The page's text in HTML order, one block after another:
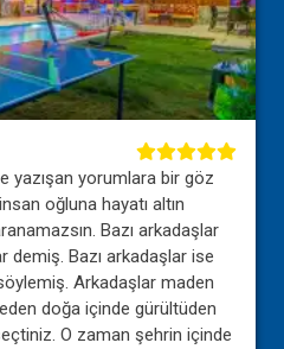
yazışan yorumlara bir göz
oğluna hayatı altın
Bazı arkadaşlar
demiş. Bazı arkadaşlar ise
Arkadaşlar maden
doğa içinde gürültüden
O zaman şehrin içinde